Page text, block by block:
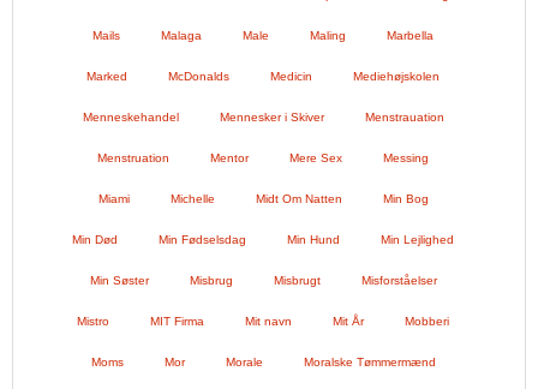
Mails Malaga Male Maling Marbella
Marked McDonalds Medicin Mediehøjskolen
Menneskehandel Mennesker i Skiver Menstrauation
Menstruation Mentor Mere Sex Messing
Miami Michelle Midt Om Natten Min Bog
Min Død Min Fødselsdag Min Hund Min Lejlighed
Min Søster Misbrug Misbrugt Misforståelser
Mistro MIT Firma Mit navn Mit År Mobberi
Moms Mor Morale Moralske Tømmermænd